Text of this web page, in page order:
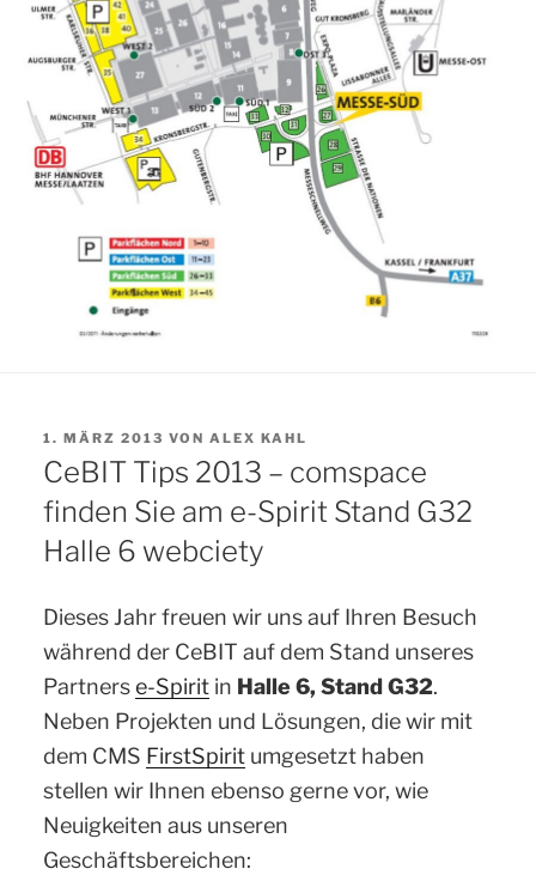
VERÖFFENTLICHT
AM
1. MÄRZ 2013 VON ALEX KAHL
CeBIT Tips 2013 – comspace
finden Sie am e-Spirit Stand G32
Halle 6 webciety
Dieses Jahr freuen wir uns auf Ihren Besuch
während der CeBIT auf dem Stand unseres
Partnerse-Spirit in Halle 6, Stand G32.
Neben Projekten und Lösungen, die wir mit
dem CMS FirstSpirit umgesetzt haben
stellen wir Ihnen ebenso gerne vor, wie
Neuigkeiten aus unseren
Geschäftsbereichen: